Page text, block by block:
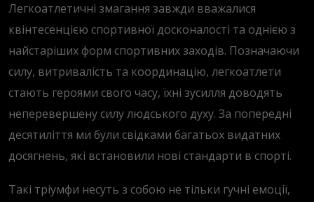
Легкоатлетичні змагання завжди вважалися
квінтесенцією спортивної досконалості та однією з
найстаріших форм спортивних заходів. Позначаючи
силу, витривалість та координацію, легкоатлети
стають героями свого часу, їхні зусилля доводять
неперевершену силу людського духу. За попередні
десятиліття ми були свідками багатьох видатних
досягнень, які встановили нові стандарти в спорті.
Такі тріумфи несуть з собою не тільки гучні емоції,